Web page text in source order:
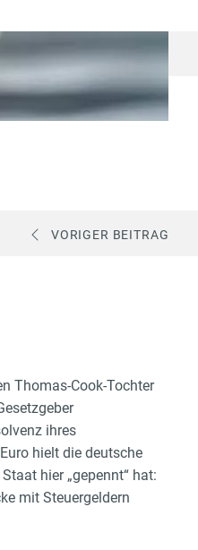
VORIGER BEITRAG
Thomas-Cook-Tochter
ihres
hielt die deutsche
hier „gepennt“ hat:
mit Steuergeldern